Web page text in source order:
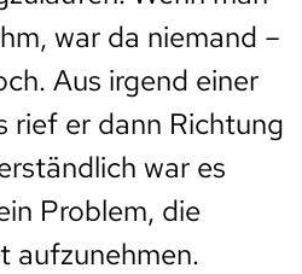
war da niemand –
Aus irgend einer
rief er dann Richtung
war es
Problem, die
aufzunehmen.